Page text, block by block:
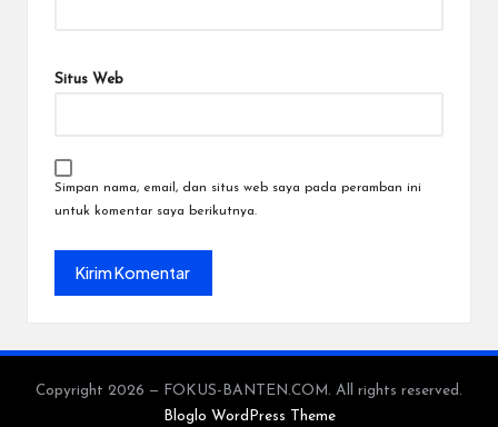
Situs Web
Simpan nama, email, dan situs web saya pada peramban ini
untuk komentar saya berikutnya.
Copyright 2026 — FOKUS-BANTEN.COM. All rights reserved.
Bloglo WordPress Theme